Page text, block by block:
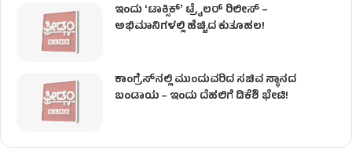
ಇಂದು ʻಟಾಕ್ಸಿಕ್ʼ ಟ್ರೈಲರ್ ರಿಲೀಸ್‌ –
ಅಭಿಮಾನಿಗಳಲ್ಲಿ ಹೆಚ್ಚಿದ ಕುತೂಹಲ!
ಕಾಂಗ್ರೆಸ್​ನಲ್ಲಿ ಮುಂದುವರಿದ ಸಚಿವ ಸ್ಥಾನದ
ಬಂಡಾಯ – ಇಂದು ದೆಹಲಿಗೆ ಡಿಕೆಶಿ ಭೇಟಿ!